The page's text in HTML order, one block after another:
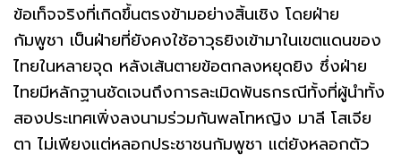
ข้อเท็จจริงที่เกิดขึ้นตรงข้ามอย่างสิ้นเชิง โดยฝ่าย
กัมพูชา เป็นฝ่ายที่ยังคงใช้อาวุธยิงเข้ามาในเขตแดนของ
ไทยในหลายจุด หลังเส้นตายข้อตกลงหยุดยิง ซึ่งฝ่าย
ไทยมีหลักฐานชัดเจนถึงการละเมิดพันธกรณีทั้งที่ผู้นำทั้ง
สองประเทศเพิ่งลงนามร่วมกันพลโทหญิง มาลี โสเจีย
ตา ไม่เพียงแต่หลอกประชาชนกัมพูชา แต่ยังหลอกตัว